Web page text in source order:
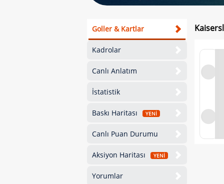
Goller & Kartlar
Kadrolar
Canlı Anlatım
İstatistik
Baskı Haritası YENİ
Canlı Puan Durumu
Aksiyon Haritası YENİ
Yorumlar